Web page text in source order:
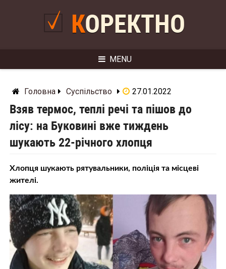
КОРЕКТНО
MENU
Головна Суспільство 27.01.2022
Взяв термос, теплі речі та пішов до
лісу: на Буковині вже тиждень
шукають 22-річного хлопця
Хлопця шукають рятувальники, поліція та місцеві
жителі.